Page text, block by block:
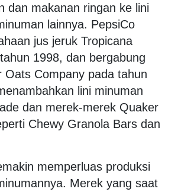
dan makanan ringan ke lini
lainnya. PepsiCo
jus jeruk Tropicana
1998, dan bergabung
Oats Company pada tahun
lini minuman
dan merek-merek Quaker
Chewy Granola Bars dan
memperluas produksi
Merek yang saat